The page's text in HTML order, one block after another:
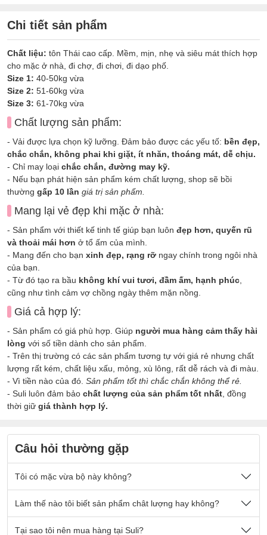
Chi tiết sản phẩm
Chất liệu: tôn Thái cao cấp. Mềm, mịn, nhẹ và siêu mát thích hợp
cho mặc ở nhà, đi chợ, đi chơi, đi dạo phố.
Size 1: 40-50kg vừa
Size 2: 51-60kg vừa
Size 3: 61-70kg vừa
Chất lượng sản phẩm:
- Vải được lựa chọn kỹ lưỡng. Đảm bảo được các yếu tố: bền đẹp,
chắc chắn, không phai khi giặt, ít nhăn, thoáng mát, dễ chịu.
- Chỉ may loại chắc chắn, đường may kỹ.
- Nếu bạn phát hiện sản phẩm kém chất lượng, shop sẽ bồi
thường gấp 10 lần giá trị sản phẩm.
Mang lại vẻ đẹp khi mặc ở nhà:
- Sản phẩm với thiết kế tinh tế giúp bạn luôn đẹp hơn, quyến rũ
và thoải mái hơn ở tổ ấm của mình.
- Mang đến cho bạn xinh đẹp, rạng rỡ ngay chính trong ngôi nhà
của bạn.
- Từ đó tạo ra bầu không khí vui tươi, đầm ấm, hạnh phúc
cũng như tình cảm vợ chồng ngày thêm mặn nồng.
Giá cả hợp lý:
- Sản phẩm có giá phù hợp. Giúp người mua hàng cảm thấy hài
lòng với số tiền dành cho sản phẩm.
- Trên thị trường có các sản phẩm tương tự với giá rẻ nhưng chất
lượng rất kém, chất liệu xấu, mỏng, xù lông, rất dễ rách và đi màu.
- Vì tiền nào của đó. Sản phẩm tốt thì chắc chắn không thể rẻ.
- Suli luôn đảm bảo chất lượng của sản phẩm tốt nhất , đồng
thời giữ giá thành hợp lý.
Câu hỏi thường gặp
Tôi có mặc vừa bộ này không?
Nếu quý khách có cân nặng nằm trong số kg ở mô tả sản
phẩm thì sẽ mặc vừa đẹp ạ.
Sản phẩm được thiết kế thoải mái phù hợp cho tất cả mọi
Làm thế nào tôi biết sản phẩm chât lượng hay không?
- Chất vải tại Suli luôn làchất vải loại 1 cao cấp
Tại sao tôi nên mua hàng tại Suli?